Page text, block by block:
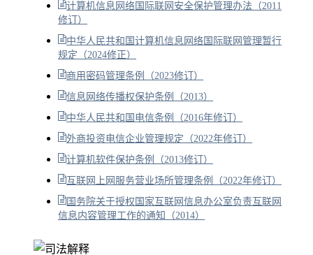
计算机信息网络国际联网安全保护管理办法（2011
修订）
中华人民共和国计算机信息网络国际联网管理暂行
规定（2024修正）
商用密码管理条例（2023修订）
信息网络传播权保护条例（2013）
中华人民共和国电信条例（2016年修订）
外商投资电信企业管理规定（2022年修订）
计算机软件保护条例（2013修订）
互联网上网服务营业场所管理条例（2022年修订）
国务院关于授权国家互联网信息办公室负责互联网
信息内容管理工作的通知（2014）